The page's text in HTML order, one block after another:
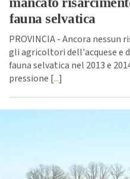
fauna selvatica
PROVINCIA - Ancora
gli agricoltori dell'acquese e
fauna selvatica nel 2013 e
pressione [...]